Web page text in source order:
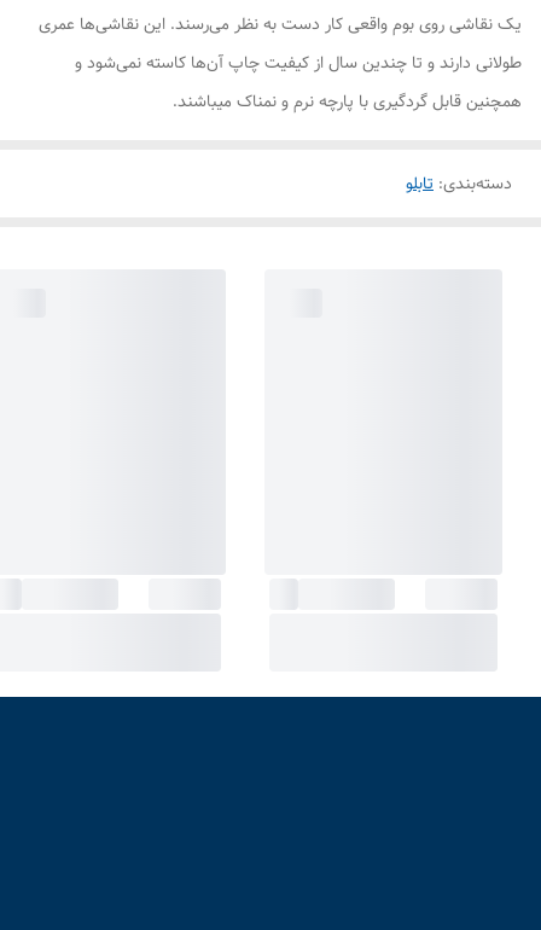
یک نقاشی روی بوم واقعی کار دست به نظر می‌رسند. این نقاشی‌ها عمری
طولانی دارند و تا چندین سال از کیفیت چاپ آن‌ها کاسته نمی‌شود و
همچنین قابل گردگیری با پارچه نرم و نمناک میباشند.
دسته‌بندی: تابلو